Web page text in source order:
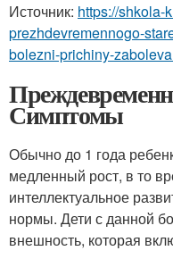
Источник: https://shkola-
prezhdevremennogo-
bolezni-prichiny-
Симптомы
Обычно до 1 года
медленный рост, в то
интеллектуальное
нормы. Дети с данной
внешность, которая